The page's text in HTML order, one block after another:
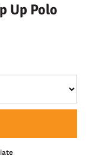
Up Polo